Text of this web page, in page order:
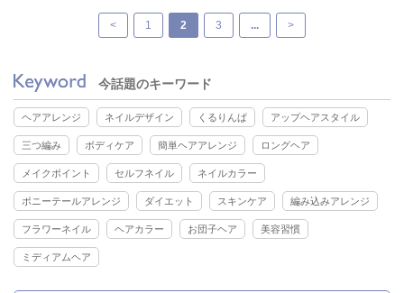
< 1 2 3 ... >
今話題のキーワード
ヘアアレンジ ネイルデザイン くるりんぱ アップヘアスタイル
三つ編み ボディケア 簡単ヘアアレンジ ロングヘア
メイクポイント セルフネイル ネイルカラー
ポニーテールアレンジ ダイエット スキンケア 編み込みアレンジ
フラワーネイル ヘアカラー お団子ヘア 美容習慣
ミディアムヘア